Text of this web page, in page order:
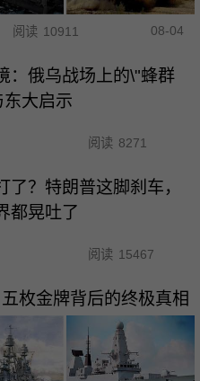
阅读 10911 08-04
：俄乌战场上的\"蜂群
大启示
阅读 8271
了？特朗普这脚刹车，
都晃吐了
阅读 15467
枚金牌背后的终极真相